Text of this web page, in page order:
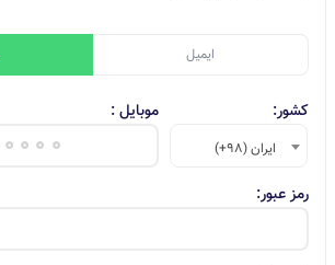
ایمیل
کشور:
ایران (98+)
موبایل :
رمز عبور: